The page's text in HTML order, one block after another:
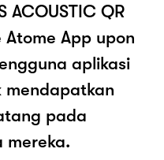
ACOUSTIC QR
App upon
aplikasi
mendapatkan
pada
mereka.